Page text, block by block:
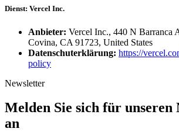
Dienst: Vercel Inc.
Anbieter: Vercel Inc., 440 N Barranca
Covina, CA 91723, United States
Datenschuterklärung: https://
policy
Newsletter
Melden Sie sich für unseren
an